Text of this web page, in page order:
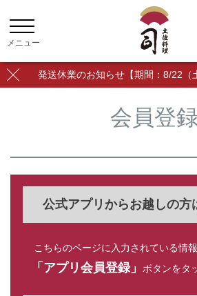
発送休業のお知らせ【期間：8/22（
会員登録
公式アプリからお越しの方
こちらのページに入力されている情
「アプリ会員登録」ボタンをタ